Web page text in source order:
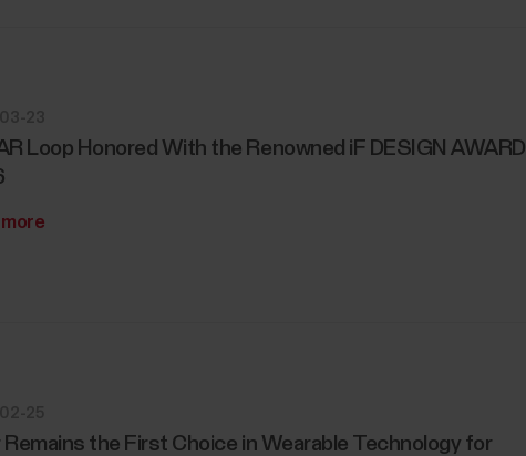
Loop Honored With the Renowned iF DESIGN AWARD
more
Remains the First Choice in Wearable Technology for